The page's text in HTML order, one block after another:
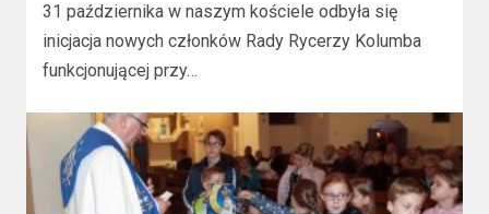
31 października w naszym kościele odbyła się
inicjacja nowych członków Rady Rycerzy Kolumba
funkcjonującej przy…